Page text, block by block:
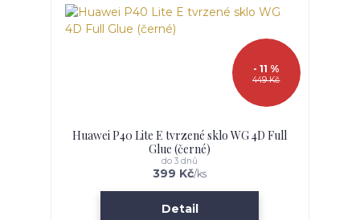
449 Kč
- 11 %
Huawei P40 Lite E tvrzené sklo WG 4D Full
Glue (černé)
399 Kč/ks
do 3 dnů
Detail